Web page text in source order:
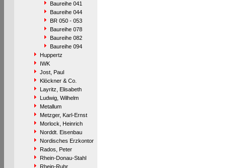
Baureihe 041
Baureihe 044
BR 050 - 053
Baureihe 078
Baureihe 082
Baureihe 094
Huppertz
IWK
Jost, Paul
Klöckner & Co.
Layritz, Elisabeth
Ludwig, Wilhelm
Metallum
Metzger, Karl-Ernst
Morlock, Heinrich
Norddt. Eisenbau
Nordisches Erzkontor
Rados, Peter
Rhein-Donau-Stahl
Rhein-Ruhr